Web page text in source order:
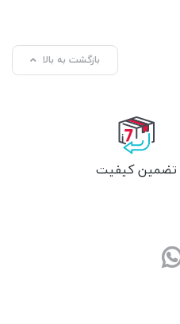
بازگشت به بالا
تضمین کیفیت